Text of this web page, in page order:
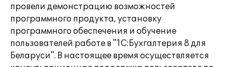
провели демонстрацию возможностей
программного продукта, установку
программного обеспечения и обучение
пользователей работе в "1С:Бухгалтерия 8 для
Беларуси". В настоящее время осуществляется